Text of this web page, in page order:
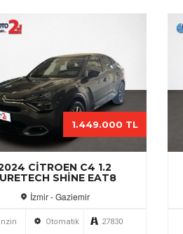
CITROEN C4 1.2
SHINE EAT8
İzmir - Gaziemir
1.449.000 TL
Otomatik 27830